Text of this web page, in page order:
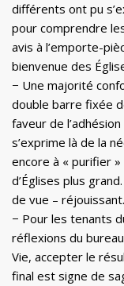
différents ont pu
pour comprendre
avis à l’emporte-
bienvenue des
− Une majorité
double barre fixée
faveur de
s’exprime là de la
encore à « purifier
d’Églises plus
de vue – réjouissant.
− Pour les tenants
réflexions du
Vie, accepter le
final est signe de